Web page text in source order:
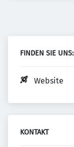
FINDEN SIE UNS:
Website
KONTAKT